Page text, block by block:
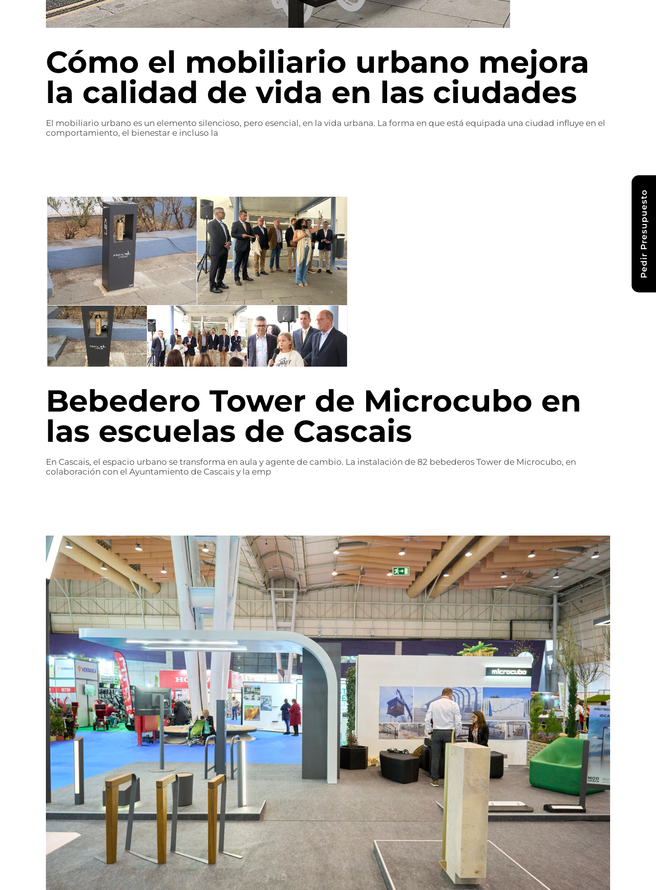
Cómo el mobiliario urbano mejora
la calidad de vida en las ciudades
El mobiliario urbano es un elemento silencioso, pero esencial, en la vida urbana. La forma en que está equipada una ciudad influye en el
comportamiento, el bienestar e incluso la
Bebedero Tower de Microcubo en
las escuelas de Cascais
En Cascais, el espacio urbano se transforma en aula y agente de cambio. La instalación de 82 bebederos Tower de Microcubo, en
colaboración con el Ayuntamiento de Cascais y la emp
Pedir Presupuesto